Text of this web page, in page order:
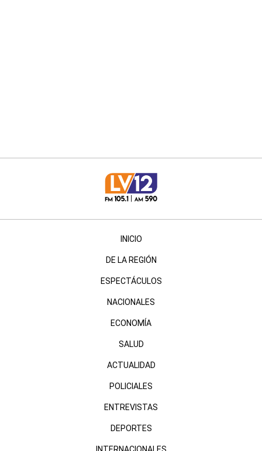
INICIO
DE LA REGIÓN
ESPECTÁCULOS
NACIONALES
ECONOMÍA
SALUD
ACTUALIDAD
POLICIALES
ENTREVISTAS
DEPORTES